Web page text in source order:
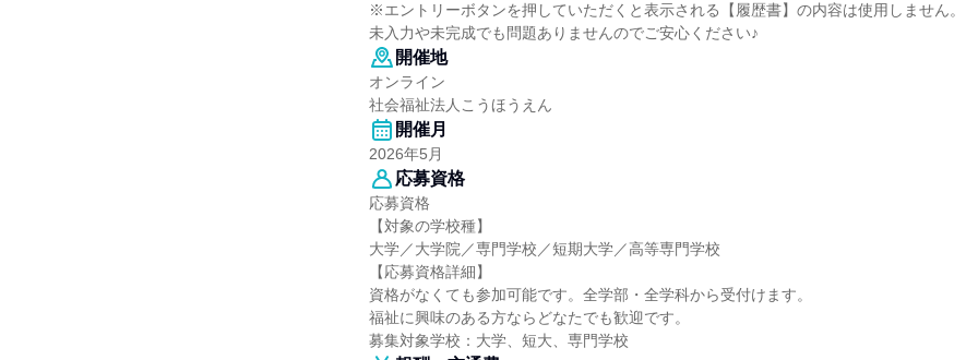
※エントリーボタンを押していただくと表示される【履歴書】の内容は使用しません。
未入力や未完成でも問題ありませんのでご安心ください♪
開催地
オンライン
社会福祉法人こうほうえん
開催月
2026年5月
応募資格
応募資格
【対象の学校種】
大学／大学院／専門学校／短期大学／高等専門学校
【応募資格詳細】
資格がなくても参加可能です。全学部・全学科から受付けます。
福祉に興味のある方ならどなたでも歓迎です。
募集対象学校：大学、短大、専門学校